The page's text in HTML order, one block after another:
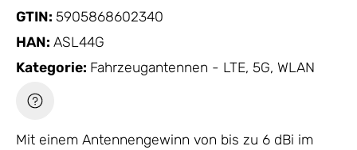
GTIN: 5905868602340
HAN: ASL44G
Kategorie: Fahrzeugantennen - LTE, 5G, WLAN
Mit einem Antennengewinn von bis zu 6 dBi im